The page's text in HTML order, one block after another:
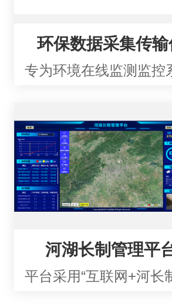
环保数据采集传输
河湖长制管理平